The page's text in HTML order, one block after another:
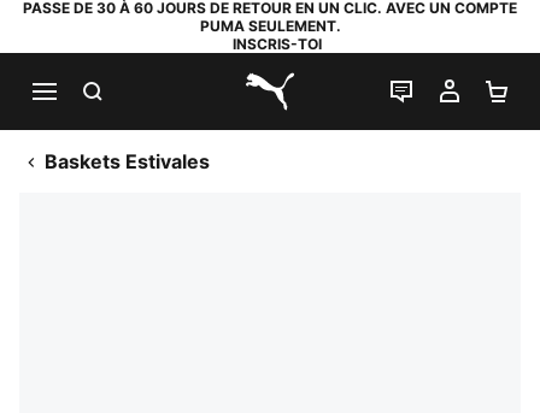
PASSE DE 30 À 60 JOURS DE RETOUR EN UN CLIC. AVEC UN COMPTE
PUMA SEULEMENT.
INSCRIS-TOI
PUMA.com
LIVE CHAT
MON
Baskets Estivales